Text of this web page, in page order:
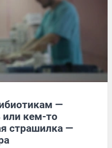
—
или кем-то
страшилка —